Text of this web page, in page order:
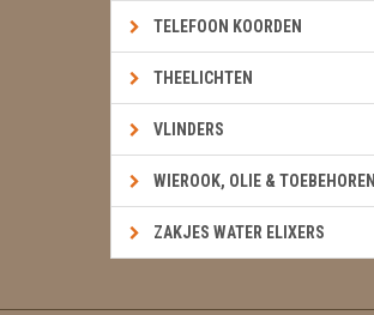
TELEFOON KOORDEN
THEELICHTEN
VLINDERS
WIEROOK, OLIE & TOEBEHOREN
ZAKJES WATER ELIXERS